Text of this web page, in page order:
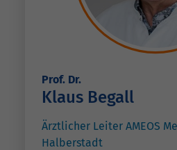
Prof. Dr.
Klaus Begall
Ärztlicher Leiter AMEOS
Halberstadt